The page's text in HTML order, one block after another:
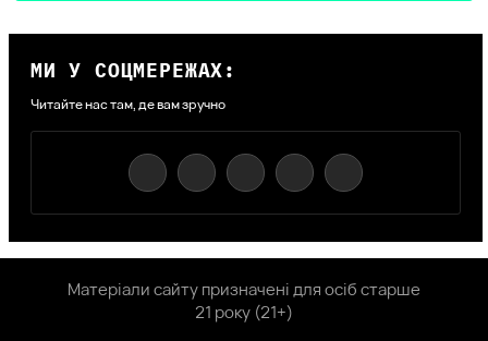
МИ У СОЦМЕРЕЖАХ:
Читайте нас там, де вам зручно
Матеріали сайту призначені для осіб старше
21 року (21+)